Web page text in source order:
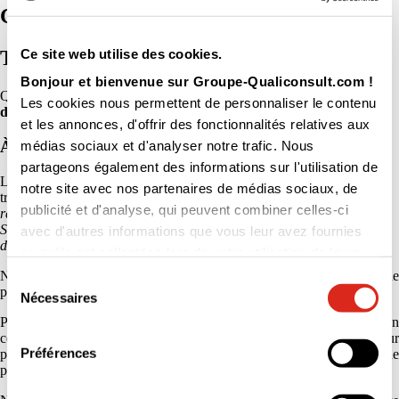
Ce site web utilise des cookies.
Bonjour et bienvenue sur Groupe-Qualiconsult.com !
Les cookies nous permettent de personnaliser le contenu
et les annonces, d'offrir des fonctionnalités relatives aux
médias sociaux et d'analyser notre trafic. Nous
partageons également des informations sur l'utilisation de
notre site avec nos partenaires de médias sociaux, de
publicité et d'analyse, qui peuvent combiner celles-ci
avec d'autres informations que vous leur avez fournies
Sélection
consentement
Nécessaires
Préférences
CDI - Marseille
Technicien d'Inspection Electricité H/F
Qualiconsult Accueil Nos offres d’emplois
Technicien
d'Inspection Electricité H/F
À propos de nous
Le Groupe familial Qualiconsult à l’esprit pionnier, s’est développé à
travers divers métiers :la construction, les inspections volontaires et
réglementaires, les diagnostics immobiliers, la Qualité Hygiène
Sécurité Environnement, la formation et l’assistance à maîtrise
d’ouvrage.
Notre raison d’être est de partager nos savoirs au service d’un monde
plus sûr, performant et durable.
Pour ce faire, nous accompagnons notre écosystème à la prise en
compte de l’évolution des enjeux environnementaux et sociétaux pour
passer d’une logique de conformité à une approche plurielle de
performance et de durabilité.